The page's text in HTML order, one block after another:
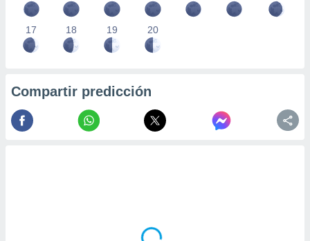
17 18 19 20
Compartir predicción